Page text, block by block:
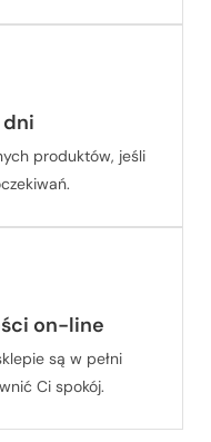
dni
produktów, jeśli
on-line
są w pełni
Ci spokój.